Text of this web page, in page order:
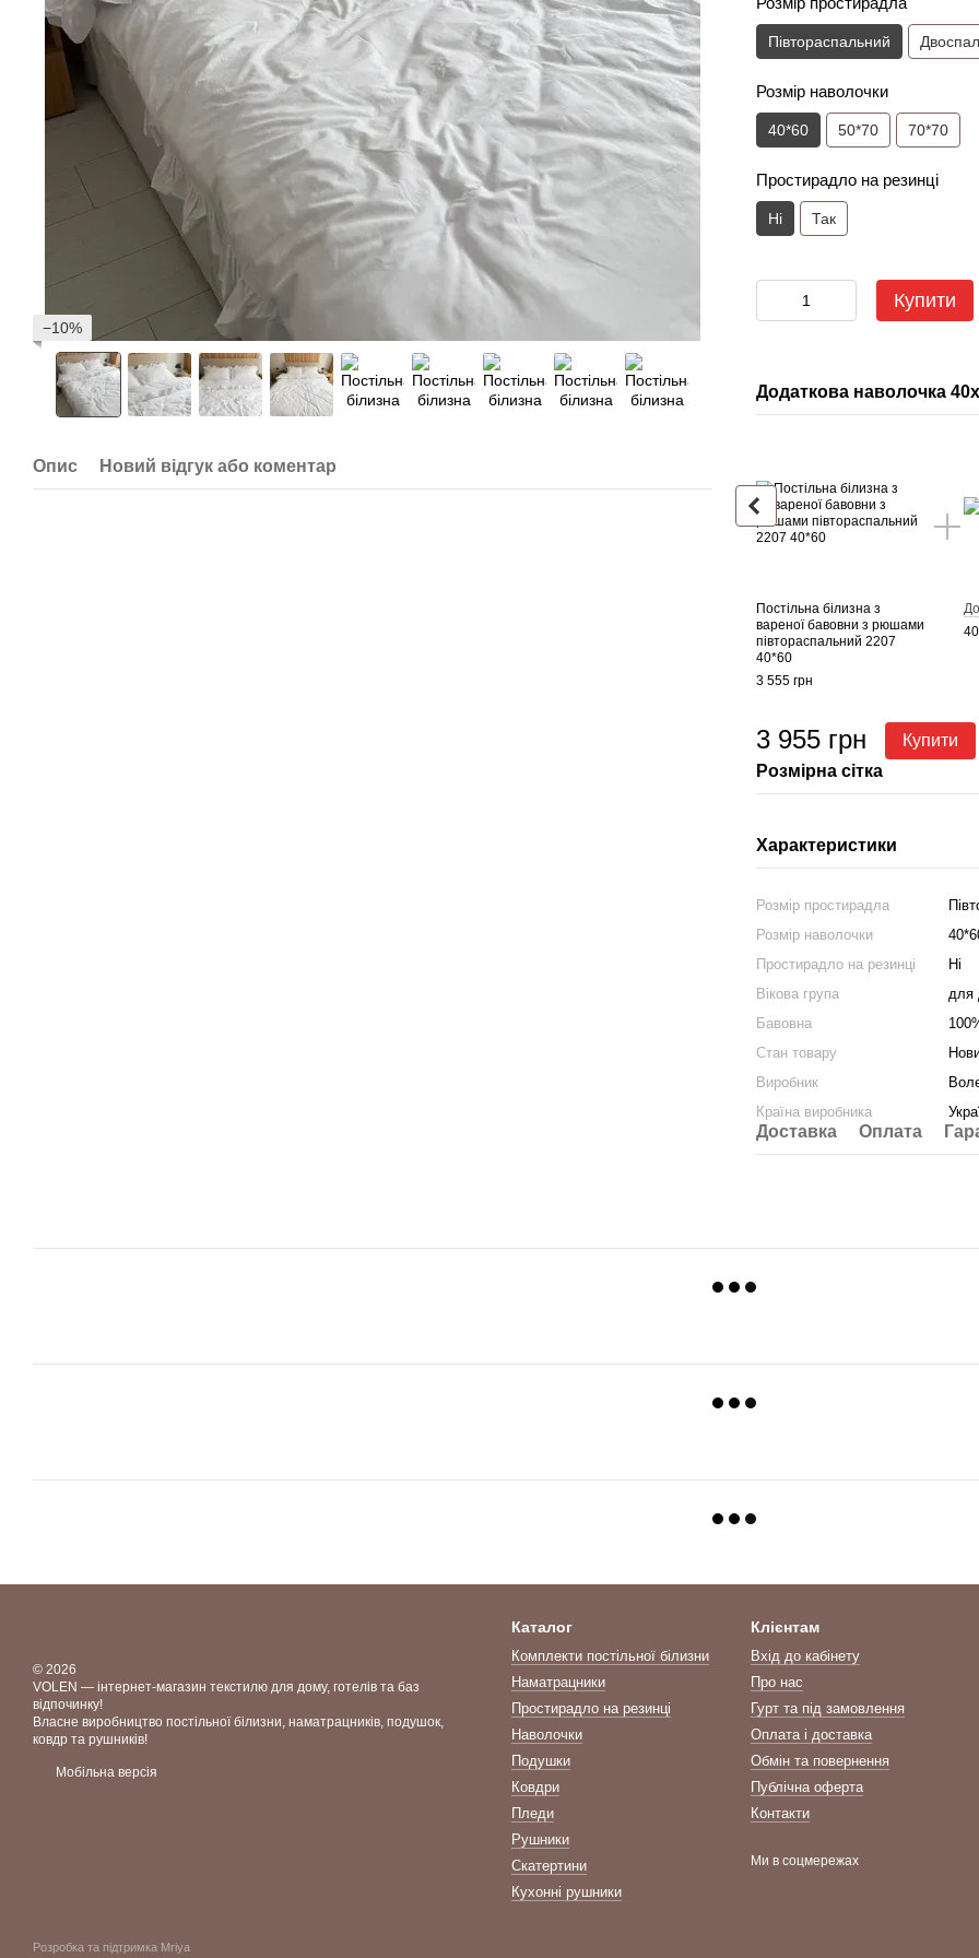
−10%
Опис Новий відгук або коментар
Півтораспальний
Розмір наволочки
40*60 50*70 70*70
Простирадло на резинці
Ні Так
Купити
Додаткова наволочка
Постільна білизна з
вареної бавовни з рюшами
півтораспальний 2207
40*60
3 555 грн
3 955 грн Купити
Розмірна сітка
Характеристики
Розмір простирадла
Розмір наволочки
Простирадло на резинці
Ні
Вікова група
для
Бавовна
Стан товару
Виробник
Країна виробника
Доставка Оплата
© 2026
VOLEN — інтернет-магазин текстилю для дому, готелів та баз
відпочинку!
Власне виробництво постільної білизни, наматрацників, подушок,
ковдр та рушників!
Мобільна версія
Розробка та підтримка Mriya
Каталог
Комплекти постільної білизни
Наматрацники
Простирадло на резинці
Наволочки
Подушки
Ковдри
Пледи
Рушники
Скатертини
Кухонні рушники
Клієнтам
Вхід до кабінету
Про нас
Гурт та під замовлення
Оплата і доставка
Обмін та повернення
Публічна оферта
Контакти
Ми в соцмережах